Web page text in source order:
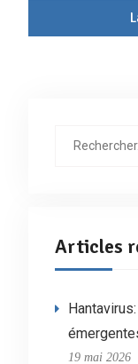
Articles
19 mai 2026